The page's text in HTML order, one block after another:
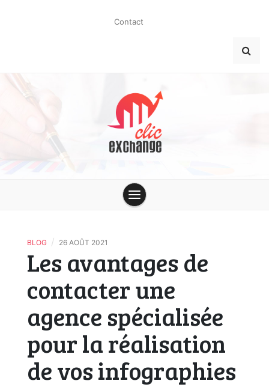
Contact
clic-
BLOG / 26 AOÛT 2021
Les avantages de
contacter une
agence spécialisée
pour la réalisation
de vos infographies